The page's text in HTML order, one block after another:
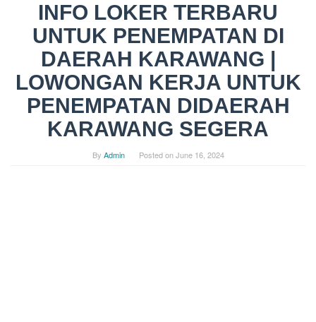
INFO LOKER TERBARU
UNTUK PENEMPATAN DI
DAERAH KARAWANG |
LOWONGAN KERJA UNTUK
PENEMPATAN DIDAERAH
KARAWANG SEGERA
By Admin Posted onJune 16, 2024